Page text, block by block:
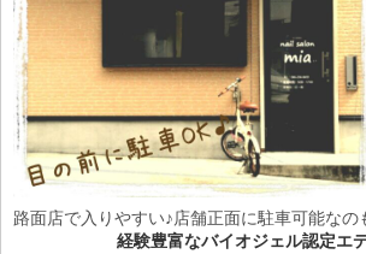
路面店で入りやすい♪店舗正面に駐車可能なの
経験豊富なバイオジェル認定エ